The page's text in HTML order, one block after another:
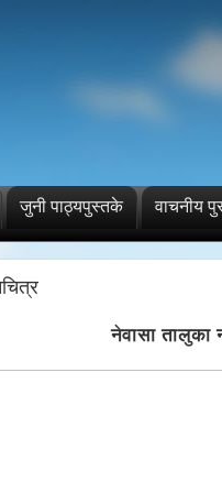
जुनी पाठ्यपुस्तके वाचनीय
नेवासा तालुका